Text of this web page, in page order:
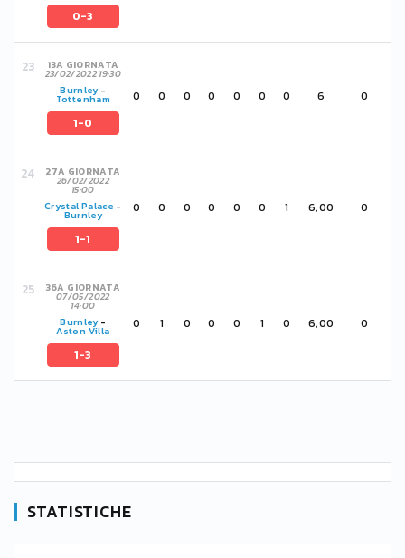
0-3
13A GIORNATA
23/02/2022 19:30
Burnley-
Tottenham
1-0
0 0 0 0 0 0 0 6 0
27A GIORNATA
26/02/2022
15:00
Crystal Palace -
Burnley
1-1
0 0 0 0 0 0 1 6,00 0
36A GIORNATA
07/05/2022
14:00
Burnley-
Aston Villa
1-3
0 1 0 0 0 1 0 6,00 0
STATISTICHE